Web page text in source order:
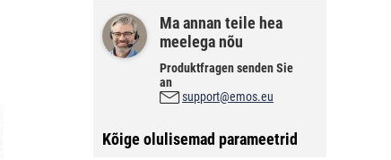
Ma annan teile hea
meelega nõu
Produktfragen senden Sie
an
support@emos.eu
Kõige olulisemad parameetrid